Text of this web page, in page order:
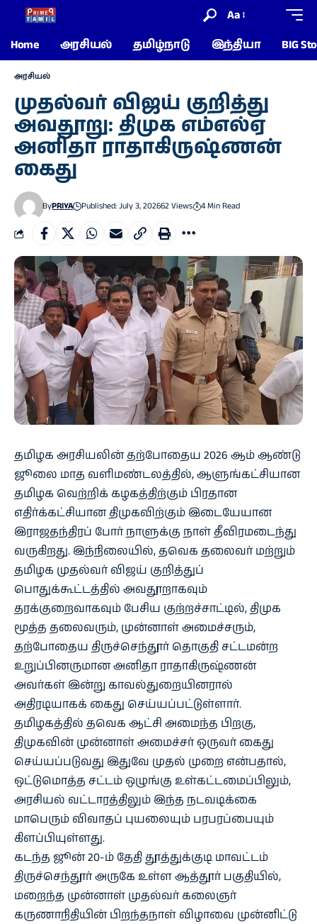
Aa
Home
அரசியல் தமிழ்நாடு இந்தியா BIG
அரசியல்
முதல்வர் விஜய் குறித்து
அவதூறு: திமுக எம்எல்ஏ
அனிதா ராதாகிருஷ்ணன்
கைது
ByPRIYA Published: July 3, 202662 Views 4 Min Read
தமிழக அரசியலின் தற்போதைய 2026 ஆம் ஆண்டு
ஜூலை மாத வளிமண்டலத்தில், ஆளுங்கட்சியான
தமிழக வெற்றிக் கழகத்திற்கும் பிரதான
எதிர்க்கட்சியான திமுகவிற்கும் இடையேயான
இராஜதந்திரப் போர் நாளுக்கு நாள் தீவிரமடைந்து
வருகிறது. இந்நிலையில், தவெக தலைவர் மற்றும்
தமிழக முதல்வர் விஜய் குறித்துப்
பொதுக்கூட்டத்தில் அவதூறாகவும்
தரக்குறைவாகவும் பேசிய குற்றச்சாட்டில், திமுக
மூத்த தலைவரும், முன்னாள் அமைச்சரும்,
தற்போதைய திருச்செந்தூர் தொகுதி சட்டமன்ற
உறுப்பினருமான அனிதா ராதாகிருஷ்ணன்
அவர்கள் இன்று காவல்துறையினரால்
அதிரடியாகக் கைது செய்யப்பட்டுள்ளார்.
தமிழகத்தில் தவெக ஆட்சி அமைந்த பிறகு,
திமுகவின் முன்னாள் அமைச்சர் ஒருவர் கைது
செய்யப்படுவது இதுவே முதல் முறை என்பதால்,
ஒட்டுமொத்த சட்டம் ஒழுங்கு உள்கட்டமைப்பிலும்,
அரசியல் வட்டாரத்திலும் இந்த நடவடிக்கை
மாபெரும் விவாதப் புயலையும் பரபரப்பையும்
கிளப்பியுள்ளது.
கடந்த ஜூன் 20-ம் தேதி தூத்துக்குடி மாவட்டம்
திருச்செந்தூர் அருகே உள்ள ஆத்தூர் பகுதியில்,
மறைந்த முன்னாள் முதல்வர் கலைஞர்
கருணாநிதியின் பிறந்தநாள் விழாவை முன்னிட்டு